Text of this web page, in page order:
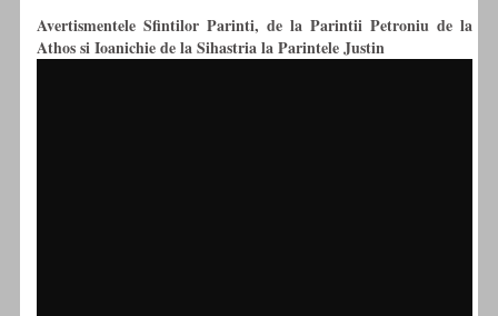
Avertismentele Sfintilor Parinti, de la Parintii Petroniu de la
Athos si Ioanichie de la Sihastria la Parintele Justin